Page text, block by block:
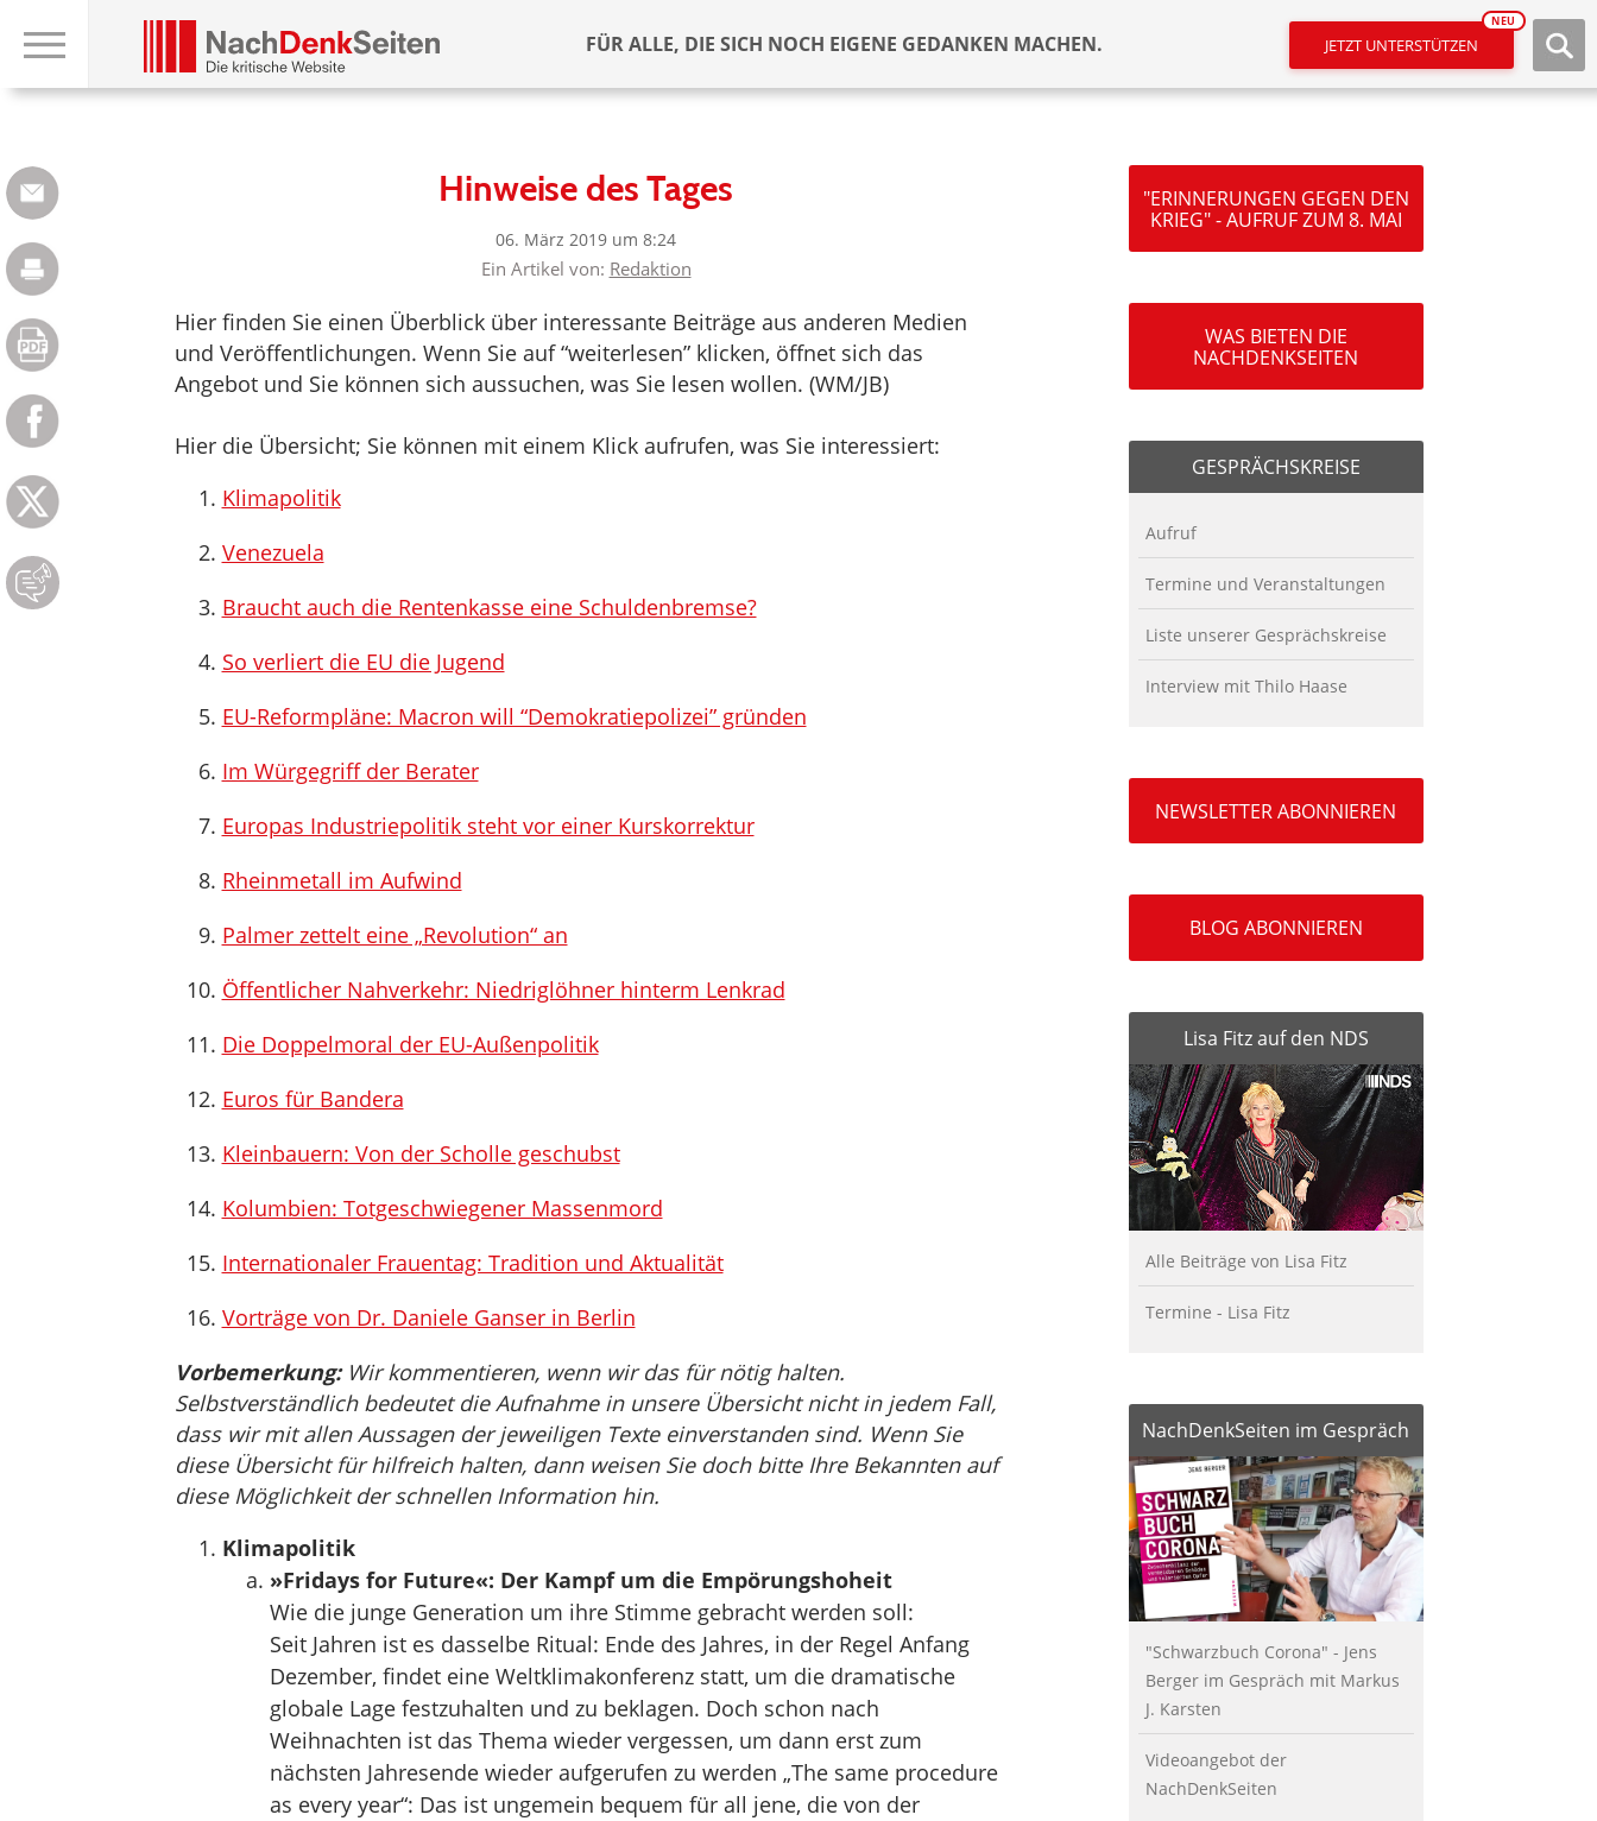
FÜR ALLE, DIE SICH NOCH EIGENE GEDANKEN MACHEN. JETZT UNTERSTÜTZEN
NEU
Hinweise des Tages
06. März 2019 um 8:24
Ein Artikel von: Redaktion
Hier finden Sie einen Überblick über interessante Beiträge aus anderen Medien
und Veröffentlichungen. Wenn Sie auf “weiterlesen” klicken, öffnet sich das
Angebot und Sie können sich aussuchen, was Sie lesen wollen. (WM/JB)
Hier die Übersicht; Sie können mit einem Klick aufrufen, was Sie interessiert:
Klimapolitik
Venezuela
Braucht auch die Rentenkasse eine Schuldenbremse?
So verliert die EU die Jugend
EU-Reformpläne: Macron will “Demokratiepolizei” gründen
Im Würgegriff der Berater
Europas Industriepolitik steht vor einer Kurskorrektur
Rheinmetall im Aufwind
Palmer zettelt eine „Revolution“ an
Öffentlicher Nahverkehr: Niedriglöhner hinterm Lenkrad
Die Doppelmoral der EU-Außenpolitik
Euros für Bandera
Kleinbauern: Von der Scholle geschubst
Kolumbien: Totgeschwiegener Massenmord
Internationaler Frauentag: Tradition und Aktualität
Vorträge von Dr. Daniele Ganser in Berlin
Vorbemerkung:Wir kommentieren, wenn wir das für nötig halten.
Selbstverständlich bedeutet die Aufnahme in unsere Übersicht nicht in jedem Fall,
dass wir mit allen Aussagen der jeweiligen Texte einverstanden sind. Wenn Sie
diese Übersicht für hilfreich halten, dann weisen Sie doch bitte Ihre Bekannten auf
diese Möglichkeit der schnellen Information hin.
Klimapolitik
»Fridays for Future«: Der Kampf um die Empörungshoheit
Wie die junge Generation um ihre Stimme gebracht werden soll:
Seit Jahren ist es dasselbe Ritual: Ende des Jahres, in der Regel Anfang
Dezember, findet eine Weltklimakonferenz statt, um die dramatische
globale Lage festzuhalten und zu beklagen. Doch schon nach
Weihnachten ist das Thema wieder vergessen, um dann erst zum
nächsten Jahresende wieder aufgerufen zu werden „The same procedure
as every year“: Das ist ungemein bequem für all jene, die von der
"ERINNERUNGEN GEGEN DEN
KRIEG" - AUFRUF ZUM 8. MAI
WAS BIETEN DIE
NACHDENKSEITEN
GESPRÄCHSKREISE
Aufruf
Termine und Veranstaltungen
Liste unserer Gesprächskreise
Interview mit Thilo Haase
NEWSLETTER ABONNIEREN
BLOG ABONNIEREN
Lisa Fitz auf den NDS
Alle Beiträge von Lisa Fitz
Termine - Lisa Fitz
NachDenkSeiten im Gespräch
"Schwarzbuch Corona" - Jens
Berger im Gespräch mit Markus
J. Karsten
Videoangebot der
NachDenkSeiten